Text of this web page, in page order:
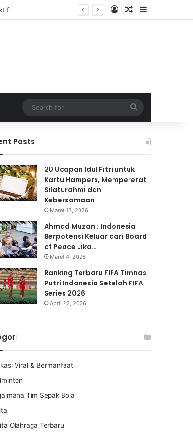
Log InRandom Article
Sidebar
for
Posts
20 Ucapan Idul Fitri untuk
Kartu Hampers, Mempererat
Silaturahmi dan
Kebersamaan
Maret 13, 2026
Ahmad Muzani: Indonesia
Berpotensi Keluar dari Board
of Peace Jika…
Maret 4, 2026
Ranking Terbaru FIFA Timnas
Putri Indonesia Setelah FIFA
Series 2026
April 22, 2026
Viral & Bermanfaat
Tim Sepak Bola
Olahraga Terbaru